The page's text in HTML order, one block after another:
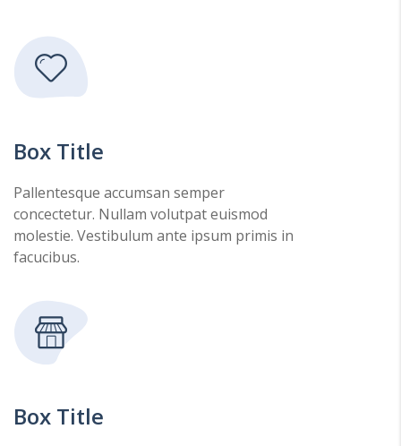
Box Title
Pallentesque accumsan semper
concectetur. Nullam volutpat euismod
molestie. Vestibulum ante ipsum primis in
facucibus.
Box Title